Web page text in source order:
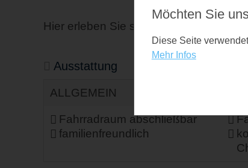
Hier erleben Sie stilvolles Wohnen auf
Ausstattung
ALLGEMEIN
Fahrradraum abschließbar
familienfreundlich
Möchten Sie
Diese Seite
Mehr Infos